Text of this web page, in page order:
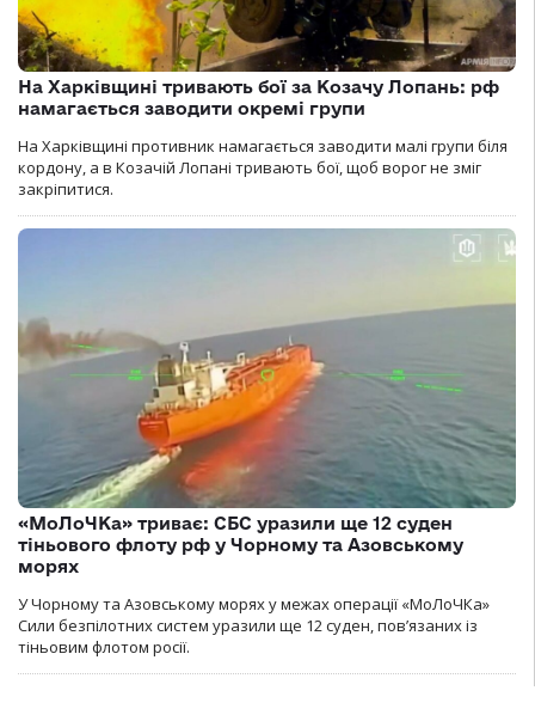
На Харківщині тривають бої за Козачу Лопань: рф
намагається заводити окремі групи
На Харківщині противник намагається заводити малі групи біля
кордону, а в Козачій Лопані тривають бої, щоб ворог не зміг
закріпитися.
«МоЛоЧКа» триває: СБС уразили ще 12 суден
тіньового флоту рф у Чорному та Азовському
морях
У Чорному та Азовському морях у межах операції «МоЛоЧКа»
Сили безпілотних систем уразили ще 12 суден, пов’язаних із
тіньовим флотом росії.